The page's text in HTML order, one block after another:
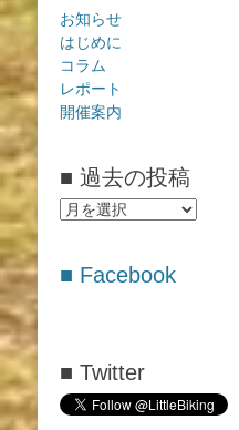
お知らせ
はじめに
コラム
レポート
開催案内
■ 過去の投稿
の
■ Facebook
■ Twitter